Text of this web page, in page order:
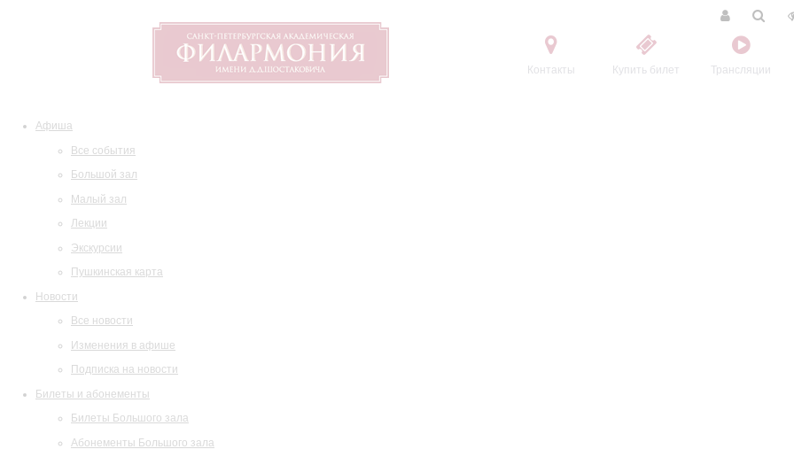
Контакты Купить билет Трансляции
Афиша
Все события
Большой зал
Малый зал
Лекции
Экскурсии
Пушкинская карта
Новости
Все новости
Изменения в афише
Подписка на новости
Билеты и абонементы
Билеты Большого зала
Абонементы Большого зала